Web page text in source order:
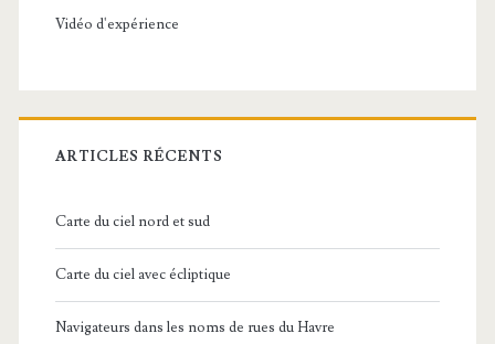
Vidéo d'expérience
ARTICLES RÉCENTS
Carte du ciel nord et sud
Carte du ciel avec écliptique
Navigateurs dans les noms de rues du Havre